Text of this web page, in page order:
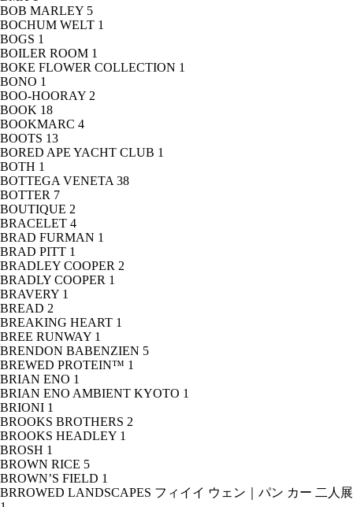
BOB MARLEY 5
BOCHUM WELT 1
BOGS 1
BOILER ROOM 1
BOKE FLOWER COLLECTION 1
BONO 1
BOO-HOORAY 2
BOOK 18
BOOKMARC 4
BOOTS 13
BORED APE YACHT CLUB 1
BOTH 1
BOTTEGA VENETA 38
BOTTER 7
BOUTIQUE 2
BRACELET 4
BRAD FURMAN 1
BRAD PITT 1
BRADLEY COOPER 2
BRADLY COOPER 1
BRAVERY 1
BREAD 2
BREAKING HEART 1
BREE RUNWAY 1
BRENDON BABENZIEN 5
BREWED PROTEIN™ 1
BRIAN ENO 1
BRIAN ENO AMBIENT KYOTO 1
BRIONI 1
BROOKS BROTHERS 2
BROOKS HEADLEY 1
BROSH 1
BROWN RICE 5
BROWN’S FIELD 1
BRROWED LANDSCAPES フィイイ ウェン｜パン カー 二人展